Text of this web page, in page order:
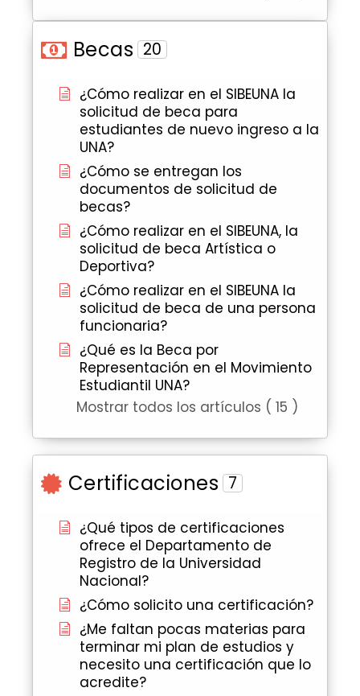
Becas 20
¿Cómo realizar en el SIBEUNA la
solicitud de beca para
estudiantes de nuevo ingreso a la
UNA?
¿Cómo se entregan los
documentos de solicitud de
becas?
¿Cómo realizar en el SIBEUNA, la
solicitud de beca Artística o
Deportiva?
¿Cómo realizar en el SIBEUNA la
solicitud de beca de una persona
funcionaria?
¿Qué es la Beca por
Representación en el Movimiento
Estudiantil UNA?
Mostrar todos los artículos ( 15 )
Certificaciones 7
¿Qué tipos de certificaciones
ofrece el Departamento de
Registro de la Universidad
Nacional?
¿Cómo solicito una certificación?
¿Me faltan pocas materias para
terminar mi plan de estudios y
necesito una certificación que lo
acredite?